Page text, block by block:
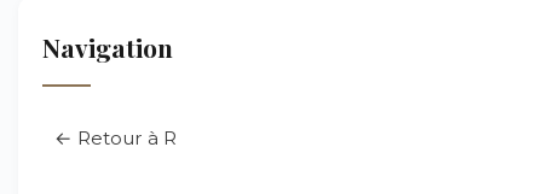
Navigation
← Retour à R